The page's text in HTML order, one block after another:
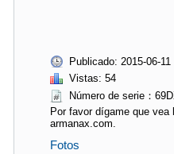
Publicado: 2015-06-11
Vistas: 54
Número de serie：
Por favor dígame que vea
armanax.com.
Fotos